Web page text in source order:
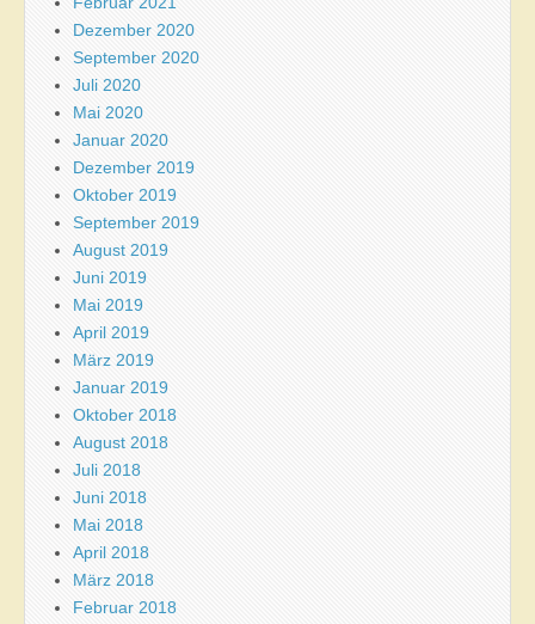
Dezember 2020
September 2020
Juli 2020
Mai 2020
Januar 2020
Dezember 2019
Oktober 2019
September 2019
August 2019
Juni 2019
Mai 2019
April 2019
März 2019
Januar 2019
Oktober 2018
August 2018
Juli 2018
Juni 2018
Mai 2018
April 2018
März 2018
Februar 2018